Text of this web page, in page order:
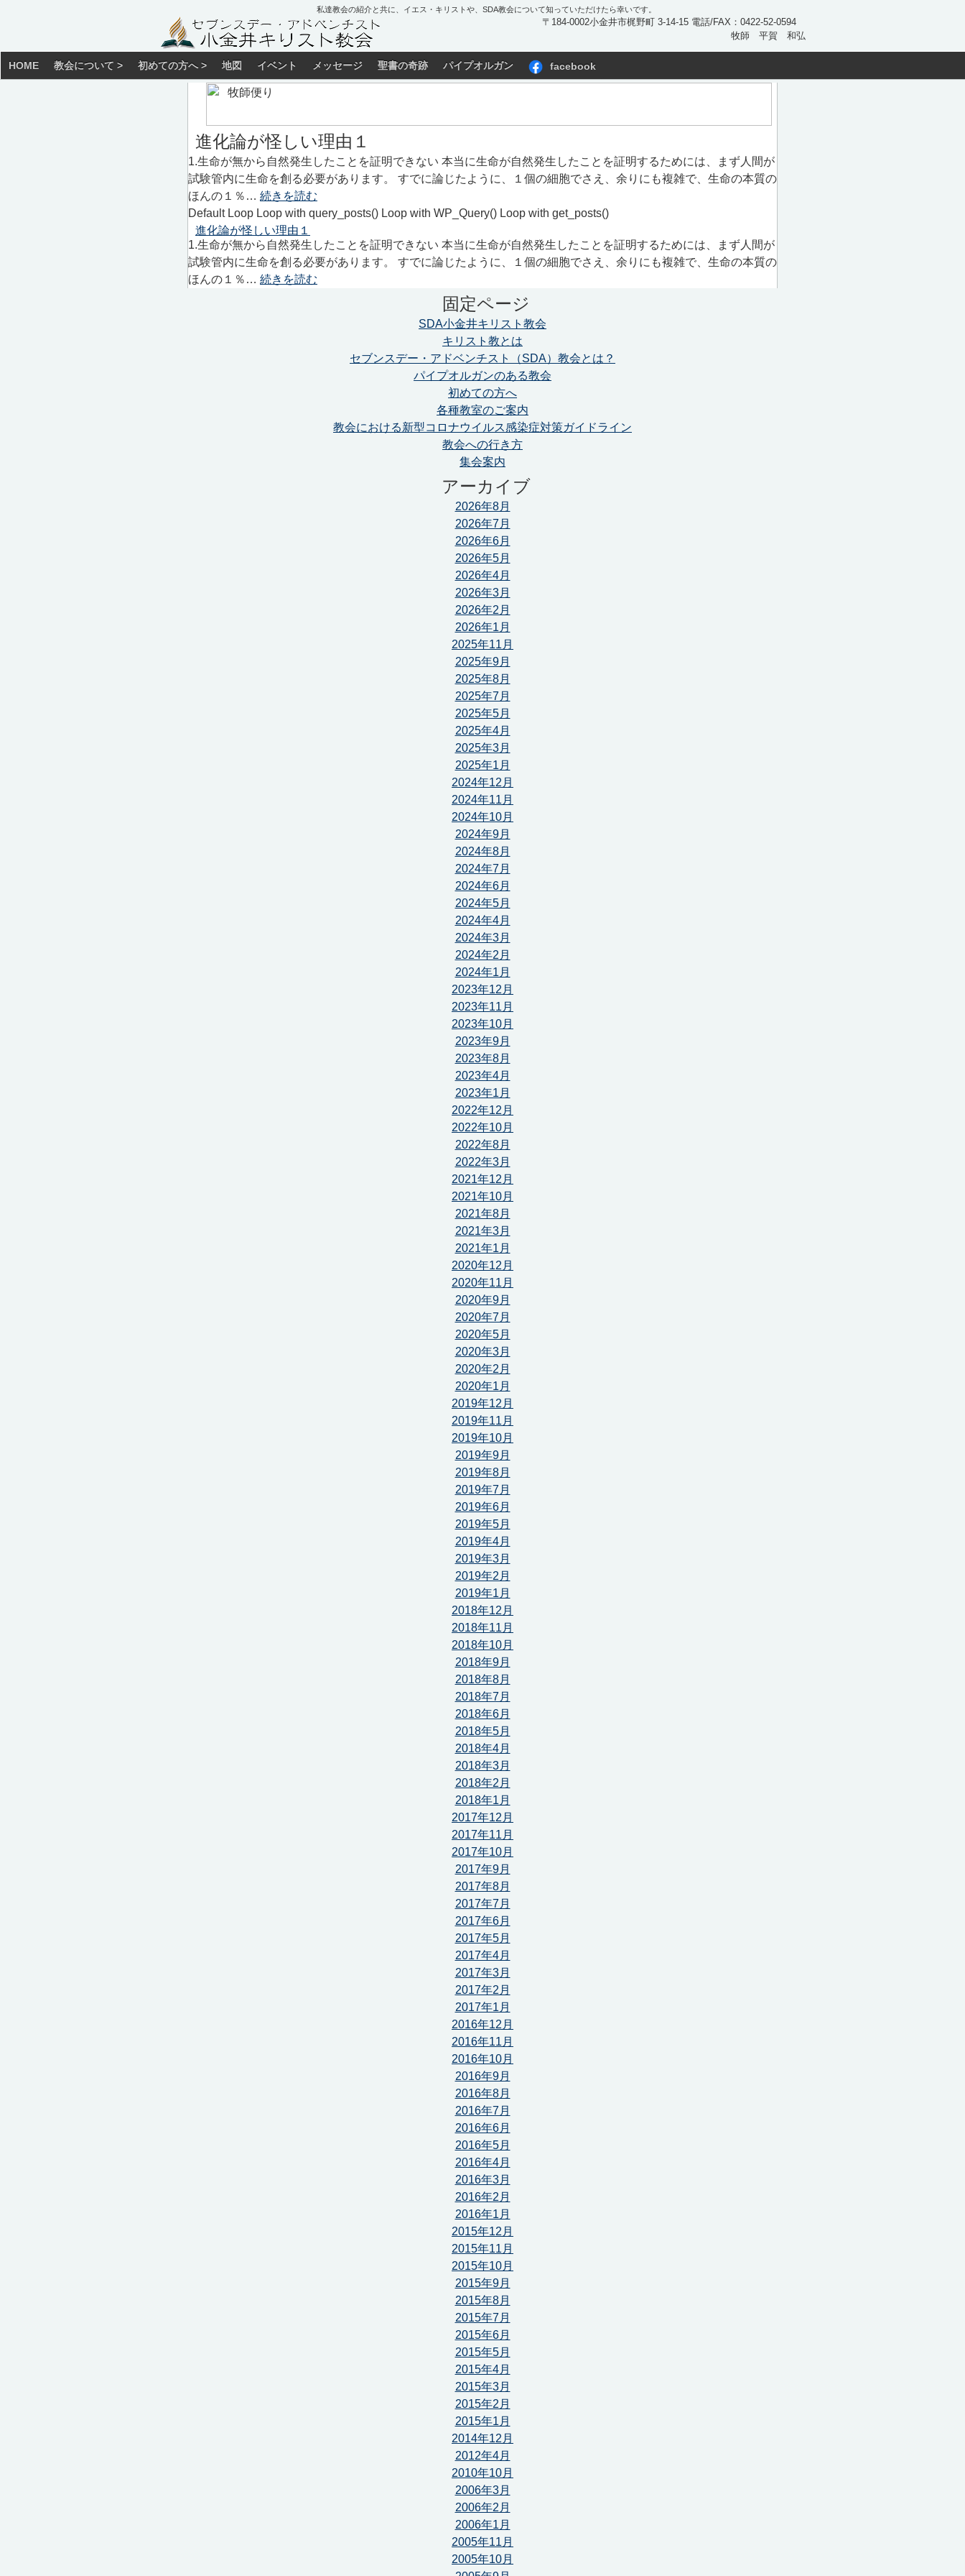
私達教会の紹介と共に、イエス・キリストや、SDA教会について知っていただけたら幸いです。
〒184-0002小金井市梶野町 3-14-15 電話/FAX：0422-52-0594
牧師 平賀 和弘
HOME 教会について > 初めての方へ > 地図 イベント メッセージ 聖書の奇跡 パイプオルガン facebook
進化論が怪しい理由１
1.生命が無から自然発生したことを証明できない 本当に生命が自然発生したことを証明するためには、まず人間が
試験管内に生命を創る必要があります。 すでに論じたように、１個の細胞でさえ、余りにも複雑で、生命の本質の
ほんの１％… 続きを読む
Default Loop Loop with query_posts() Loop with WP_Query() Loop with get_posts()
進化論が怪しい理由１
1.生命が無から自然発生したことを証明できない 本当に生命が自然発生したことを証明するためには、まず人間が
試験管内に生命を創る必要があります。 すでに論じたように、１個の細胞でさえ、余りにも複雑で、生命の本質の
ほんの１％… 続きを読む
固定ページ
SDA小金井キリスト教会
キリスト教とは
セブンスデー・アドベンチスト（SDA）教会とは？
パイプオルガンのある教会
初めての方へ
各種教室のご案内
教会における新型コロナウイルス感染症対策ガイドライン
教会への行き方
集会案内
アーカイブ
2026年8月
2026年7月
2026年6月
2026年5月
2026年4月
2026年3月
2026年2月
2026年1月
2025年11月
2025年9月
2025年8月
2025年7月
2025年5月
2025年4月
2025年3月
2025年1月
2024年12月
2024年11月
2024年10月
2024年9月
2024年8月
2024年7月
2024年6月
2024年5月
2024年4月
2024年3月
2024年2月
2024年1月
2023年12月
2023年11月
2023年10月
2023年9月
2023年8月
2023年4月
2023年1月
2022年12月
2022年10月
2022年8月
2022年3月
2021年12月
2021年10月
2021年8月
2021年3月
2021年1月
2020年12月
2020年11月
2020年9月
2020年7月
2020年5月
2020年3月
2020年2月
2020年1月
2019年12月
2019年11月
2019年10月
2019年9月
2019年8月
2019年7月
2019年6月
2019年5月
2019年4月
2019年3月
2019年2月
2019年1月
2018年12月
2018年11月
2018年10月
2018年9月
2018年8月
2018年7月
2018年6月
2018年5月
2018年4月
2018年3月
2018年2月
2018年1月
2017年12月
2017年11月
2017年10月
2017年9月
2017年8月
2017年7月
2017年6月
2017年5月
2017年4月
2017年3月
2017年2月
2017年1月
2016年12月
2016年11月
2016年10月
2016年9月
2016年8月
2016年7月
2016年6月
2016年5月
2016年4月
2016年3月
2016年2月
2016年1月
2015年12月
2015年11月
2015年10月
2015年9月
2015年8月
2015年7月
2015年6月
2015年5月
2015年4月
2015年3月
2015年2月
2015年1月
2014年12月
2012年4月
2010年10月
2006年3月
2006年2月
2006年1月
2005年11月
2005年10月